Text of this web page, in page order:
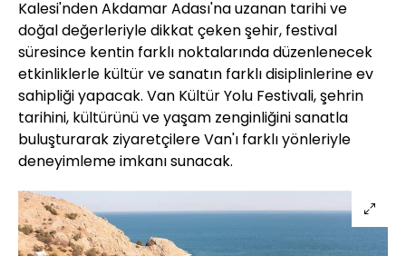
Kalesi'nden Akdamar Adası'na uzanan tarihi ve
doğal değerleriyle dikkat çeken şehir, festival
süresince kentin farklı noktalarında düzenlenecek
etkinliklerle kültür ve sanatın farklı disiplinlerine ev
sahipliği yapacak. Van Kültür Yolu Festivali, şehrin
tarihini, kültürünü ve yaşam zenginliğini sanatla
buluşturarak ziyaretçilere Van'ı farklı yönleriyle
deneyimleme imkanı sunacak.